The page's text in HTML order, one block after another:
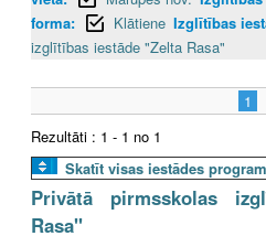
forma:
Klātiene Izglītības
izglītības iestāde "Zelta Rasa"
1
Rezultāti : 1 - 1 no 1
Skatīt visas iestādes
Privātā pirmsskolas
Rasa"